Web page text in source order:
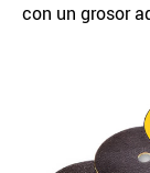
con un grosor